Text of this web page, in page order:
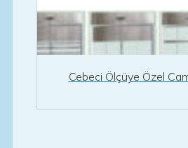
Cebeci Ölçüye Özel